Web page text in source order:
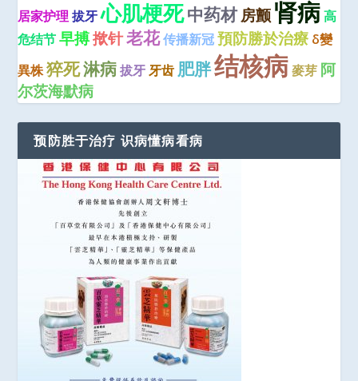
居家护理 拔牙 心肌梗死中药材房颤肾病 高
危结节 早搏揿针老花传播新冠 預防勝於治療 δ變
異株猝死淋病 拔牙 牙齿 肥胖结核病 麥芽 阿
尔茨海默病
预防胜于治疗 识病懂病看病